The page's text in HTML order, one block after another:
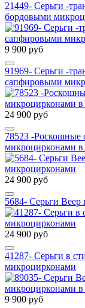
21449- Серьги -
бордовыми
9 900 руб
91969- Серьги -
сапфировыми
24 900 руб
78523 -Роскошные
микроцирконами
24 900 руб
5684- Серьги
24 900 руб
41287- Серьги в
микроцирконами
9 900 руб